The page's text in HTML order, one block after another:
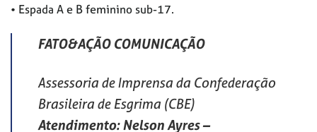
• Espada A e B feminino sub-17.
FATO&AÇÃO COMUNICAÇÃO
Assessoria de Imprensa da Confederação
Brasileira de Esgrima (CBE)
Atendimento: Nelson Ayres–